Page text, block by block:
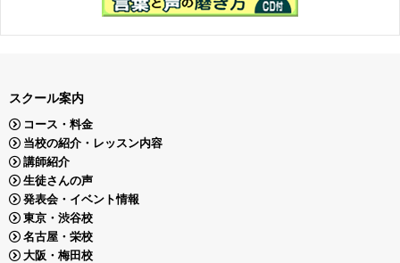
スクール案内
コース・料金
当校の紹介・レッスン内容
講師紹介
生徒さんの声
発表会・イベント情報
東京・渋谷校
名古屋・栄校
大阪・梅田校